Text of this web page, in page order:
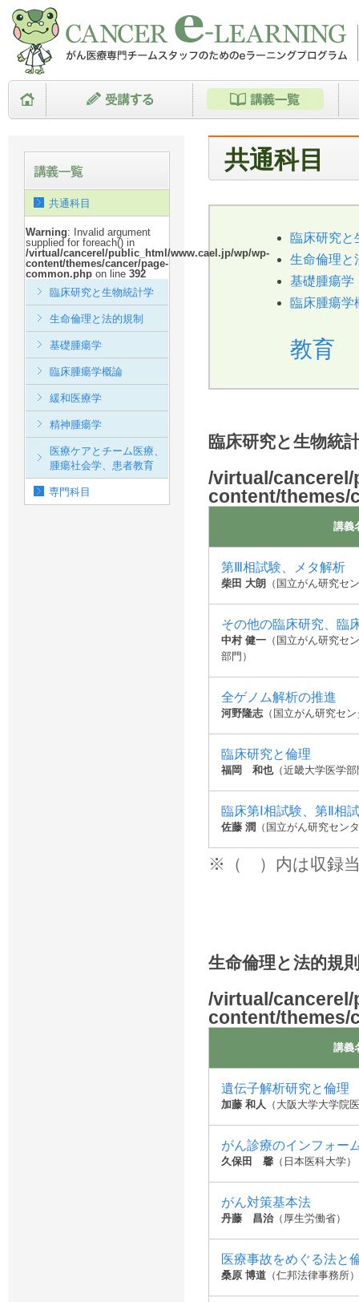
共通科目
臨床研究と
生命倫理と
基礎腫瘍学
臨床腫瘍学
教育
臨床研究と生物統
/virtual/
content/themes/
講義
第Ⅲ相試験、メタ解析
柴田 大朗 （国立がん研究セ
その他の臨床研究、臨
中村 健一 （国立がん研究セ
部門）
全ゲノム解析の推進
河野隆志 （国立がん研究セ
臨床研究と倫理
福岡 和也（近畿大学医学
臨床第Ⅰ相試験、第Ⅱ相
佐藤 潤 （国立がん研究セン
※（ ）内は収録
生命倫理と法的規
/virtual/
content/themes/
講義
遺伝子解析研究と倫理
加藤 和人 （大阪大学大学院
がん診療のインフォー
久保田 馨 （日本医科大学）
がん対策基本法
丹藤 昌治（厚生労働省）
医療事故をめぐる法と
桑原 博道 （仁邦法律事務所）
共通科目
Warning: Invalid argument
supplied for foreach() in
/virtual/cancerel/public_html/www.cael.jp/wp/wp-
content/themes/cancer/page-
common.php on line 392
臨床研究と生物統計学
生命倫理と法的規制
基礎腫瘍学
臨床腫瘍学概論
緩和医療学
精神腫瘍学
医療ケアとチーム医療、
腫瘍社会学、患者教育
専門科目